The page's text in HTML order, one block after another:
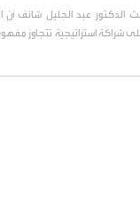
الدكتور عبد الجليل شائف أن
شراكة استراتيجية تتجاوز